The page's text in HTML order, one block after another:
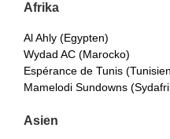
Afrika
Al Ahly (Egypten)
Wydad AC (Marocko)
Espérance de Tunis
Mamelodi Sundowns
Asien